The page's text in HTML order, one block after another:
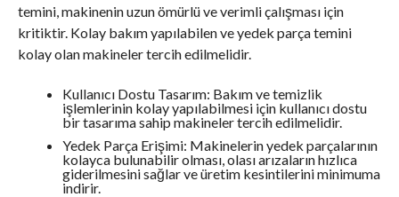
temini, makinenin uzun ömürlü ve verimli çalışması için
kritiktir. Kolay bakım yapılabilen ve yedek parça temini
kolay olan makineler tercih edilmelidir.
Kullanıcı Dostu Tasarım: Bakım ve temizlik
işlemlerinin kolay yapılabilmesi için kullanıcı dostu
bir tasarıma sahip makineler tercih edilmelidir.
Yedek Parça Erişimi: Makinelerin yedek parçalarının
kolayca bulunabilir olması, olası arızaların hızlıca
giderilmesini sağlar ve üretim kesintilerini minimuma
indirir.